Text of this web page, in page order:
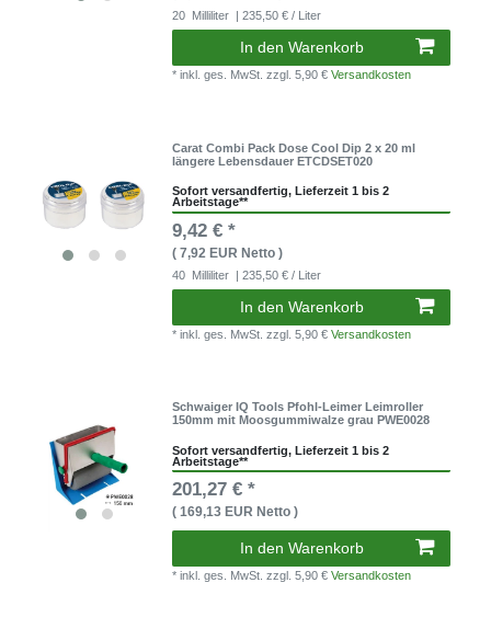
20 Milliliter | 235,50 € / Liter
In den Warenkorb
* inkl. ges. MwSt.zzgl. 5,90 €Versandkosten
Carat Combi Pack Dose Cool Dip 2 x 20 ml
längere Lebensdauer ETCDSET020
Sofort versandfertig, Lieferzeit 1 bis 2
Arbeitstage**
9,42 € *
( 7,92 EUR Netto )
40 Milliliter | 235,50 € / Liter
In den Warenkorb
* inkl. ges. MwSt.zzgl. 5,90 €Versandkosten
Schwaiger IQ Tools Pfohl-Leimer Leimroller
150mm mit Moosgummiwalze grau PWE0028
Sofort versandfertig, Lieferzeit 1 bis 2
Arbeitstage**
201,27 € *
( 169,13 EUR Netto )
In den Warenkorb
* inkl. ges. MwSt.zzgl. 5,90 €Versandkosten